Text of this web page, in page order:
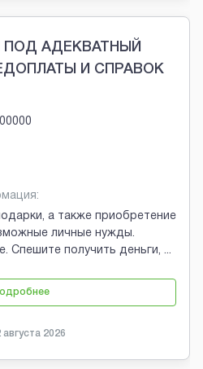
ПОД АДЕКВАТНЫЙ
И СПРАВОК
а также приобретение
личные нужды.
Спешите получить деньги, ...
августа 2026